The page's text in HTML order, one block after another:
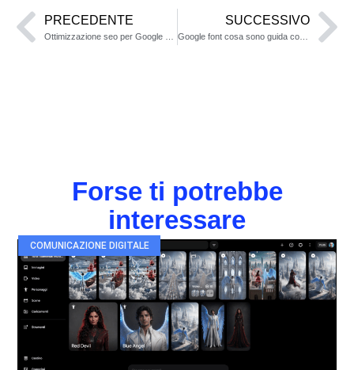
PRECEDENTE SUCCESSIVO
Google font cosa sono guida completa
Forse ti potrebbe
interessare
COMUNICAZIONE DIGITALE